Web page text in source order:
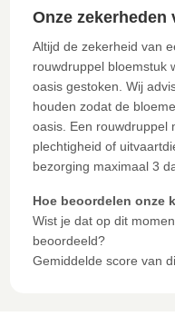
Onze
Altijd de zekerheid van
rouwdruppel bloemstuk
oasis gestoken. Wij
houden zodat de
oasis. Een rouwdruppel
plechtigheid of
bezorging maximaal 3
Hoe beoordelen onze
Wist je dat op dit
beoordeeld?
Gemiddelde score van